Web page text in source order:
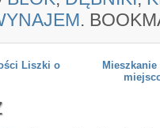
.
Liszki o